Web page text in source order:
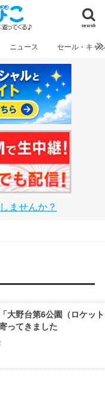
search
ニュース セール・キャ
ませんか？
大野台第6公園（ロケット
ってきました